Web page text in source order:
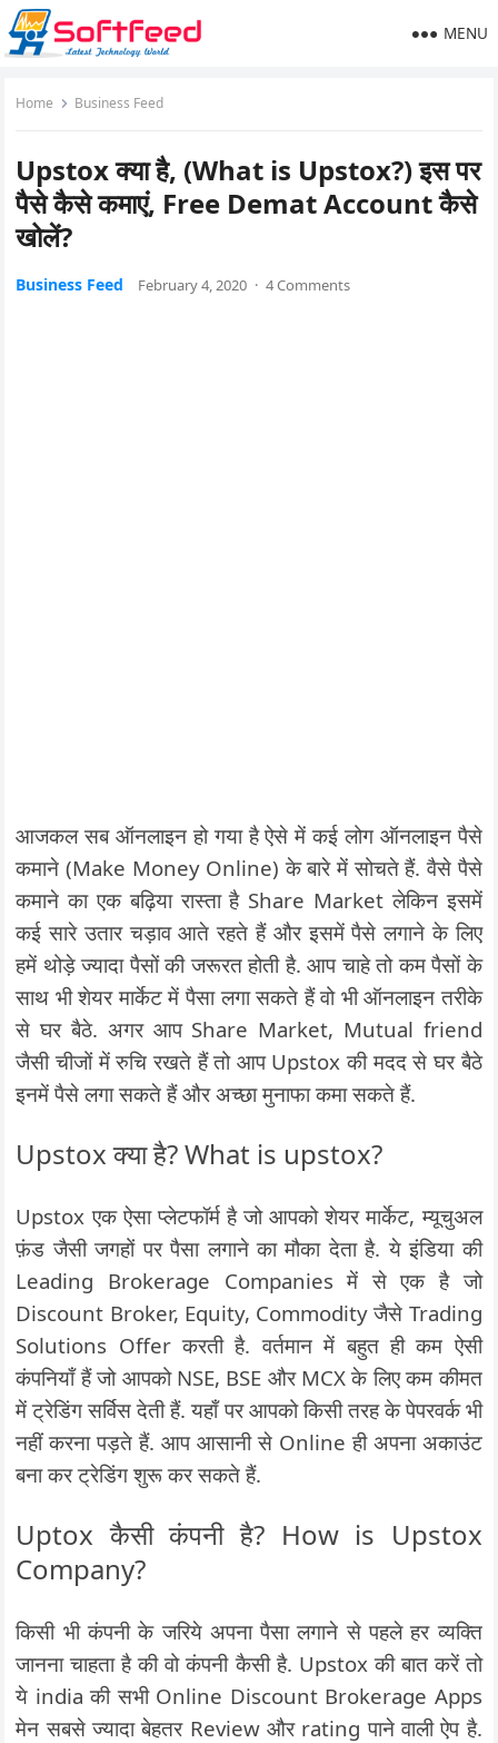
MENU
Home Business Feed
Upstox क्या है, (What is Upstox?) इस पर
पैसे कैसे कमाएं, Free Demat Account कैसे
खोलें?
Business Feed February 4, 2020 · 4 Comments
आजकल सब ऑनलाइन हो गया है ऐसे में कई लोग ऑनलाइन पैसे
कमाने (Make Money Online) के बारे में सोचते हैं. वैसे पैसे
कमाने का एक बढ़िया रास्ता है Share Market लेकिन इसमें
कई सारे उतार चड़ाव आते रहते हैं और इसमें पैसे लगाने के लिए
हमें थोड़े ज्यादा पैसों की जरूरत होती है. आप चाहे तो कम पैसों के
साथ भी शेयर मार्केट में पैसा लगा सकते हैं वो भी ऑनलाइन तरीके
से घर बैठे. अगर आप Share Market, Mutual friend
जैसी चीजों में रुचि रखते हैं तो आप Upstox की मदद से घर बैठे
इनमें पैसे लगा सकते हैं और अच्छा मुनाफा कमा सकते हैं.
Upstox क्या है? What is upstox?
Upstox एक ऐसा प्लेटफॉर्म है जो आपको शेयर मार्केट, म्यूचुअल
फ़ंड जैसी जगहों पर पैसा लगाने का मौका देता है. ये इंडिया की
Leading Brokerage Companies में से एक है जो
Discount Broker, Equity, Commodity जैसे Trading
Solutions Offer करती है. वर्तमान में बहुत ही कम ऐसी
कंपनियाँ हैं जो आपको NSE, BSE और MCX के लिए कम कीमत
में ट्रेडिंग सर्विस देती हैं. यहाँ पर आपको किसी तरह के पेपरवर्क भी
नहीं करना पड़ते हैं. आप आसानी से Online ही अपना अकाउंट
बना कर ट्रेडिंग शुरू कर सकते हैं.
Uptox कैसी कंपनी है? How is Upstox
Company?
किसी भी कंपनी के जरिये अपना पैसा लगाने से पहले हर व्यक्ति
जानना चाहता है की वो कंपनी कैसी है. Upstox की बात करें तो
ये india की सभी Online Discount Brokerage Apps
मेन सबसे ज्यादा बेहतर Review और rating पाने वाली ऐप है.